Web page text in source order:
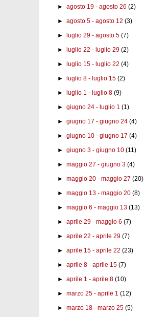
►agosto 19 - agosto 26 (2)
►agosto 5 - agosto 12 (3)
►luglio 29 - agosto 5 (7)
►luglio 22 - luglio 29 (2)
►luglio 15 - luglio 22 (4)
►luglio 8 - luglio 15 (2)
►luglio 1 - luglio 8 (9)
►giugno 24 - luglio 1 (1)
►giugno 17 - giugno 24 (4)
►giugno 10 - giugno 17 (4)
►giugno 3 - giugno 10 (11)
►maggio 27 - giugno 3 (4)
►maggio 20 - maggio 27 (20)
►maggio 13 - maggio 20 (8)
►maggio 6 - maggio 13 (13)
►aprile 29 - maggio 6 (7)
►aprile 22 - aprile 29 (7)
►aprile 15 - aprile 22 (23)
►aprile 8 - aprile 15 (7)
►aprile 1 - aprile 8 (10)
►marzo 25 - aprile 1 (12)
►marzo 18 - marzo 25 (5)